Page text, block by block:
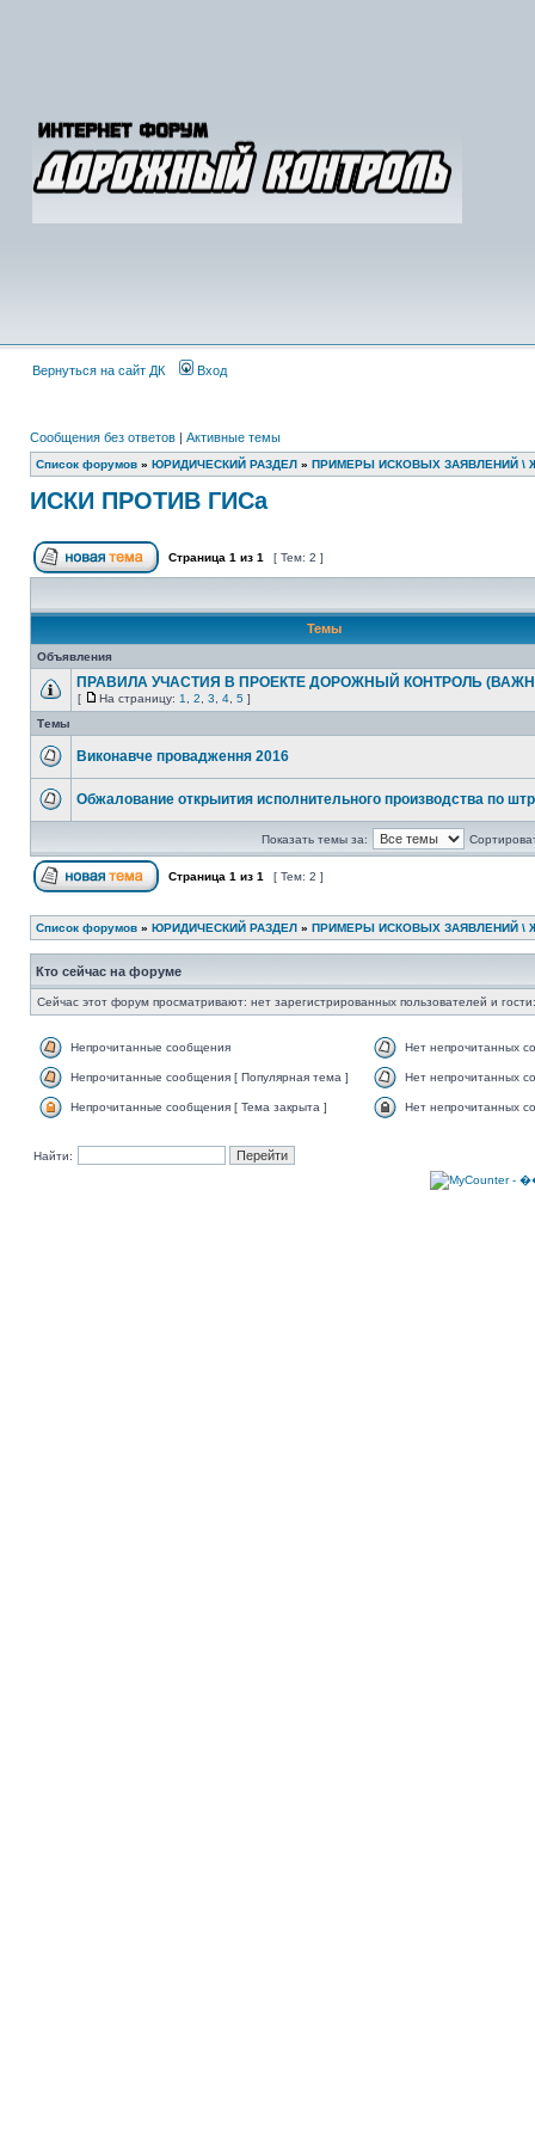
Вернуться на сайт ДК Вход
Сообщения без ответов | Активные темы
Список форумов » ЮРИДИЧЕСКИЙ РАЗДЕЛ » ПРИМЕРЫ ИСКОВЫХ ЗАЯВЛЕНИЙ \
ИСКИ ПРОТИВ ГИСа
Страница 1 из 1 [ Тем: 2 ]
Темы
Объявления
ПРАВИЛА УЧАСТИЯ В ПРОЕКТЕ ДОРОЖНЫЙ КОНТРОЛЬ
[ На страницу: 1 2 3 4 5 ]
Темы
Виконавче провадження 2016
Обжалование открыития исполнительного производства по
Показать темы за:
Страница 1 из 1 [ Тем: 2 ]
Список форумов » ЮРИДИЧЕСКИЙ РАЗДЕЛ » ПРИМЕРЫ ИСКОВЫХ ЗАЯВЛЕНИЙ \
Кто сейчас на форуме
Сейчас этот форум просматривают: нет зарегистрированных пользователей и
Непрочитанные сообщения Нет непрочитанных
Непрочитанные сообщения [ Популярная тема ] Нет непрочитанных
Непрочитанные сообщения [ Тема закрыта ] Нет непрочитанных
Найти: